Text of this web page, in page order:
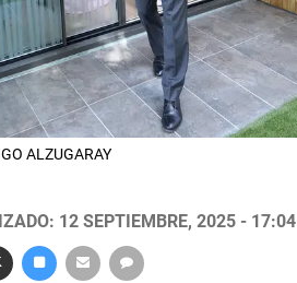
ALZUGARAY
12 SEPTIEMBRE, 2025 - 17:04